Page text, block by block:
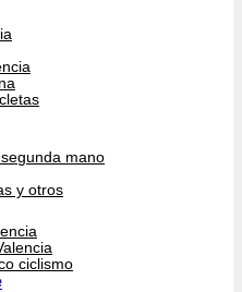
mano
y otros
ciclismo